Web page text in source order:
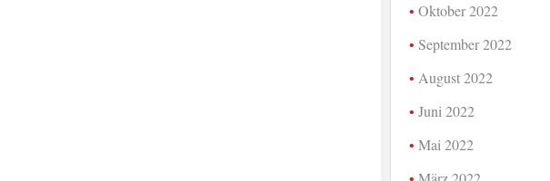
Oktober 2022
September 2022
August 2022
Juni 2022
Mai 2022